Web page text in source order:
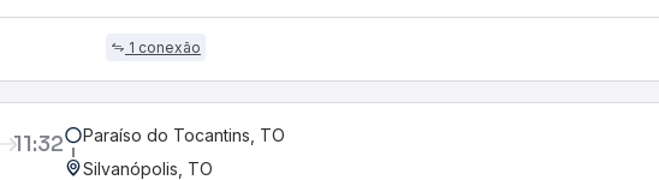
1 conexão
11:32
Paraíso do Tocantins, TO
Silvanópolis, TO